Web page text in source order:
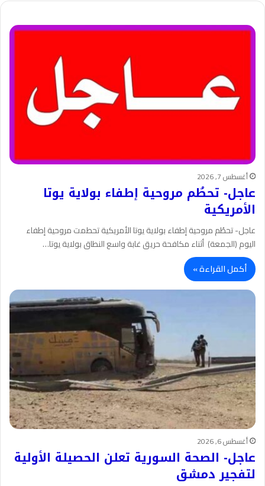
أغسطس 7, 2026
عاجل- تحطُم مروحية إطفاء بولاية يوتا
الأمريكية
عاجل- تحطُم مروحية إطفاء بولاية يوتا الأمريكية تحطمت مروحية إطفاء
اليوم (الجمعة) أثناء مكافحة حريق غابة واسع النطاق بولاية يوتا…
أكمل القراءة »
أغسطس 6, 2026
عاجل- الصحة السورية تعلن الحصيلة الأولية
لتفجير دمشق